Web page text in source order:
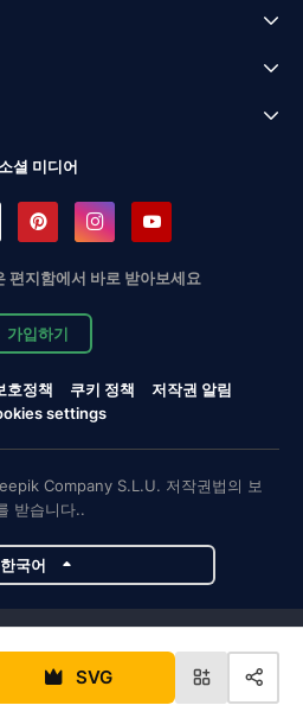
SVG
소셜 미디어
편지함에서 바로 받아보세요
가입하기
호정책 쿠키 정책
저작권 알림
settings
Company S.L.U. 저작권법의 보
받습니다..
한국어